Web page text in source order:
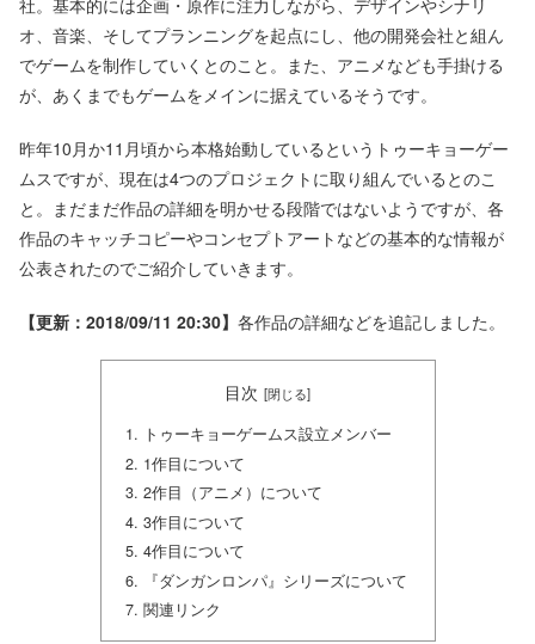
社。基本的には企画・原作に注力しながら、デザインやシナリ
オ、音楽、そしてプランニングを起点にし、他の開発会社と組ん
でゲームを制作していくとのこと。また、アニメなども手掛ける
が、あくまでもゲームをメインに据えているそうです。
昨年10月か11月頃から本格始動しているというトゥーキョーゲー
ムスですが、現在は4つのプロジェクトに取り組んでいるとのこ
と。まだまだ作品の詳細を明かせる段階ではないようですが、各
作品のキャッチコピーやコンセプトアートなどの基本的な情報が
公表されたのでご紹介していきます。
【更新：2018/09/11 20:30】 各作品の詳細などを追記しました。
目次
トゥーキョーゲームス設立メンバー
1作目について
2作目（アニメ）について
3作目について
4作目について
『ダンガンロンパ』シリーズについて
関連リンク